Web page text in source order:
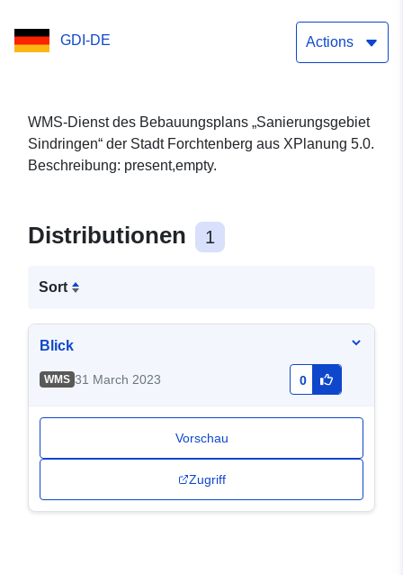
GDI-DE Actions
WMS-Dienst des Bebauungsplans „Sanierungsgebiet
Sindringen“ der Stadt Forchtenberg aus XPlanung 5.0.
Beschreibung: present,empty.
Distributionen 1
Sort
Blick
WMS 31 March 2023 0
Vorschau
Zugriff